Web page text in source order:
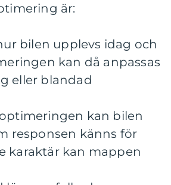
är:
bilen upplevs idag och
kan då anpassas
eller blandad
kan bilen
responsen känns för
karaktär kan mappen